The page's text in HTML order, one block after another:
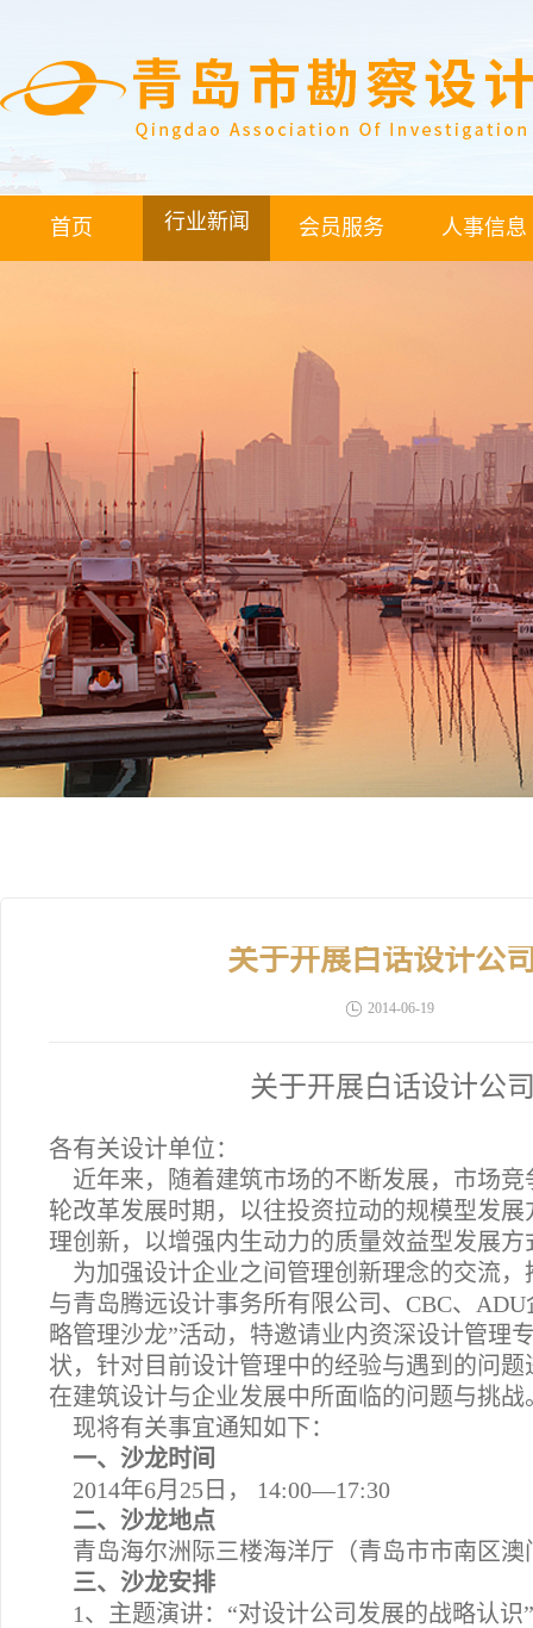
首页 行业新闻 会员服务 人事信息
关于开展白话设计公
2014-06-19
关于开展白话设计公
各有关设计单位：
近年来，随着建筑市场的不断发展，市场
轮改革发展时期，以往投资拉动的规模型发
理创新，以增强内生动力的质量效益型发展
为加强设计企业之间管理创新理念的交流
与青岛腾远设计事务所有限公司、CBC、
略管理沙龙”活动，特邀请业内资深设计管理
状，针对目前设计管理中的经验与遇到的问
在建筑设计与企业发展中所面临的问题与挑战
现将有关事宜通知如下：
一、沙龙时间
2014年6月25日， 14:00—17:30
二、沙龙地点
青岛海尔洲际三楼海洋厅（青岛市市南区澳
三、沙龙安排
1、主题演讲：“对设计公司发展的战略认